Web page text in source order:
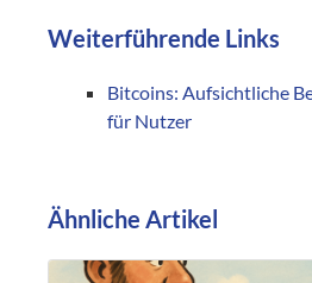
Weiterführende Links
Bitcoins: Aufsichtliche
für Nutzer
Ähnliche Artikel